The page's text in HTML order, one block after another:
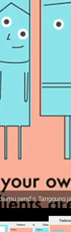
sendiri. Tanggung